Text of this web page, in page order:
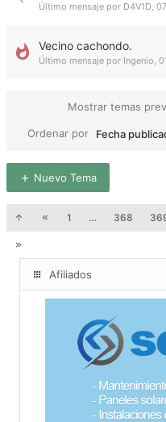
Último mensaje por D4V1D,
Vecino cachondo.
Último mensaje por Ingenio,
Mostrar temas
Ordenar por
Fecha
Nuevo Tema
1 … 368
Afiliados